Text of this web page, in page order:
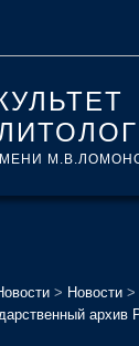
> Новости >
архив